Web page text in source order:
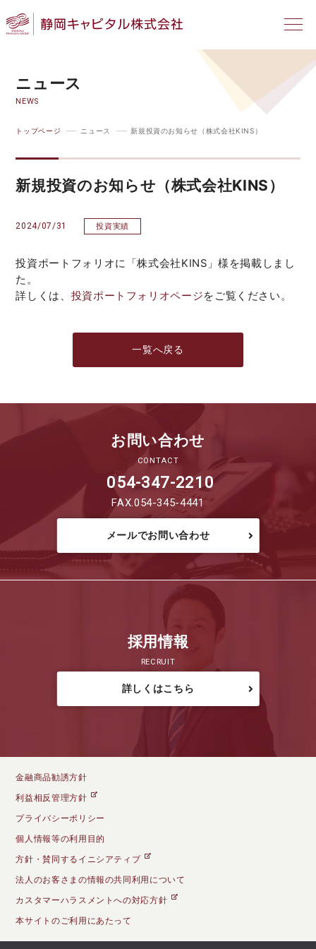
ニュース
NEWS
トップページ ニュース 新規投資のお知らせ（株式会社KINS）
新規投資のお知らせ（株式会社KINS）
2024/07/31 投資実績
投資ポートフォリオに「株式会社KINS」様を掲載しまし
た。
詳しくは、 投資ポートフォリオページをご覧ください。
一覧へ戻る
お問い合わせ
CONTACT
054-347-2210
FAX.054-345-4441
メールでお問い合わせ
採用情報
RECRUIT
詳しくはこちら
金融商品勧誘方針
利益相反管理方針
プライバシーポリシー
個人情報等の利用目的
方針・賛同するイニシアティブ
法人のお客さまの情報の共同利用について
カスタマーハラスメントへの対応方針
本サイトのご利用にあたって